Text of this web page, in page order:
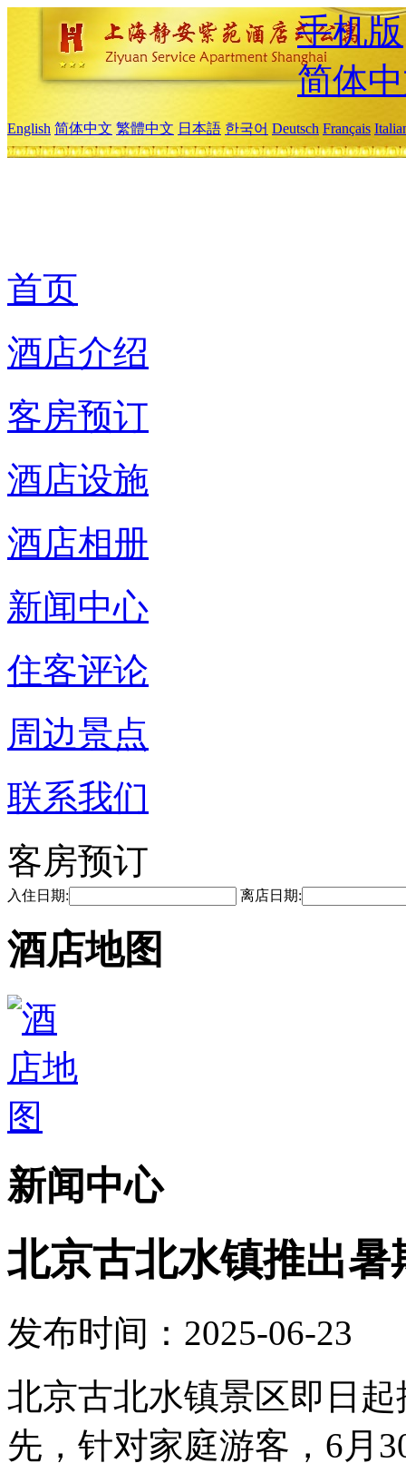
手机版
简体
English 简体中文 繁體中文 日本語 한국어 Deutsch Français
首页
酒店介绍
客房预订
酒店设施
酒店相册
新闻中心
住客评论
周边景点
联系我们
客房预订
入住日期: 离店日期:
酒店地图
新闻中心
北京古北水镇推出暑
发布时间：2025-06-23
北京古北水镇景区即日
先，针对家庭游客，6月